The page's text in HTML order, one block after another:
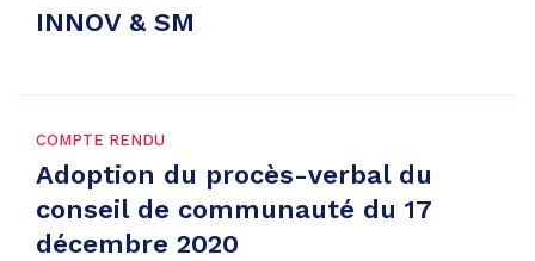
INNOV & SM
COMPTE RENDU
Adoption du procès-verbal du
conseil de communauté du 17
décembre 2020